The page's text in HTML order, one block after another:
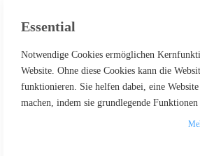
Essential
Notwendige Cookies ermöglichen
Website. Ohne diese Cookies kann die
funktionieren. Sie helfen dabei, eine
machen, indem sie grundlegende